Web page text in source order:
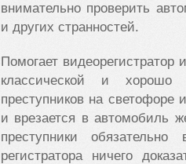
внимательно проверить
и других странностей.
Помогает
классической и хорошо
преступников на светофоре
и врезается в автомобиль
преступники
регистратора ничего